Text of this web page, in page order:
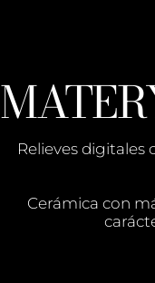
Relieves digitales
Cerámica con